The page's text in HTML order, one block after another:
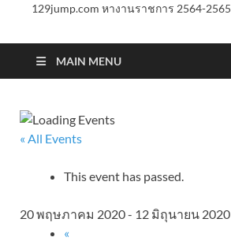
129jump.com หางานราชการ 2564-2565
MAIN MENU
« All Events
This event has passed.
20 พฤษภาคม 2020- 12 มิถุนายน 2020
«